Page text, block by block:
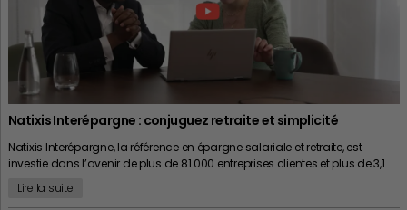
Natixis Interépargne : conjuguez retraite et simplicité
Natixis Interépargne, la référence en épargne salariale et retraite, est
investie dans l’avenir de plus de 81 000 entreprises clientes et plus de 3,1 …
Lire la suite